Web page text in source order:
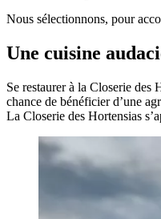
Nous sélectionnons, pour
Une cuisine
Se restaurer à la Closerie des
chance de bénéficier d’une
La Closerie des Hortensias